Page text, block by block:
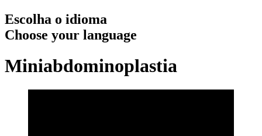
Escolha o idioma
Choose your language
Miniabdominoplastia